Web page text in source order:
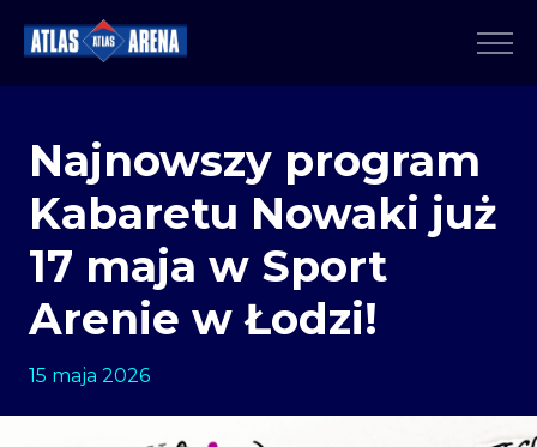
Najnowszy program
Kabaretu Nowaki już
17 maja w Sport
Arenie w Łodzi!
15 maja 2026